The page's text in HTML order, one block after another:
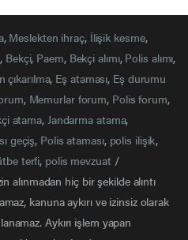
, Meslekten ihraç, İlişik kesme,
, Bekçi, Paem, Bekçi alımı, Polis alımı,
çıkarılma, Eş ataması, Eş durumu
, Memurlar forum, Polis forum,
atama, Jandarma atama,
geçiş, Polis ataması, polis ilişik,
terfi, polis mevzuat/
alınmadan hiç bir şekilde alıntı
kanuna aykırı ve izinsiz olarak
Aykırı işlem yapan